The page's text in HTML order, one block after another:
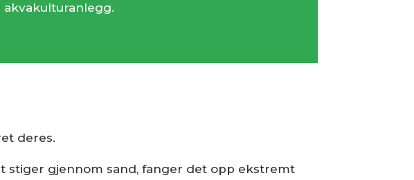
deres.
stiger gjennom sand, fanger det opp ekstremt